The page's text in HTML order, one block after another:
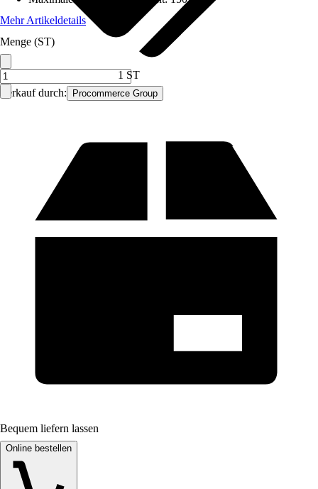
Verkauf durch: Procommerce Group
Mehr Artikeldetails
Menge (ST)
1 ST
Bequem liefern lassen
Online bestellen